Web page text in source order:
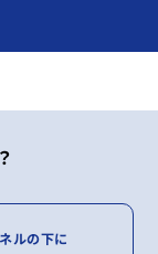
ルの下に